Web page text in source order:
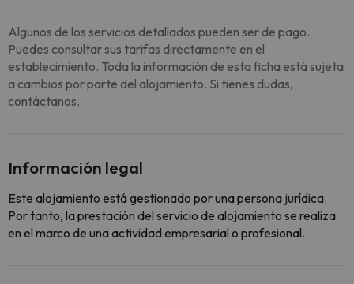
Algunos de los servicios detallados pueden ser de pago.
Puedes consultar sus tarifas directamente en el
establecimiento. Toda la información de esta ficha está sujeta
a cambios por parte del alojamiento. Si tienes dudas,
contáctanos.
Información legal
Este alojamiento está gestionado por una persona jurídica.
Por tanto, la prestación del servicio de alojamiento se realiza
en el marco de una actividad empresarial o profesional.